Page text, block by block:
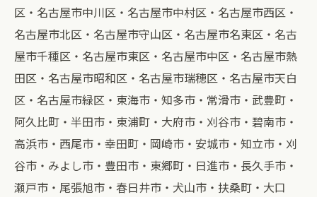
区・名古屋市中川区・名古屋市中村区・名古屋市西区・
名古屋市北区・名古屋市守山区・名古屋市名東区・名古
屋市千種区・名古屋市東区・名古屋市中区・名古屋市熱
田区・名古屋市昭和区・名古屋市瑞穂区・名古屋市天白
区・名古屋市緑区・東海市・知多市・常滑市・武豊町・
阿久比町・半田市・東浦町・大府市・刈谷市・碧南市・
高浜市・西尾市・幸田町・岡崎市・安城市・知立市・刈
谷市・みよし市・豊田市・東郷町・日進市・長久手市・
瀬戸市・尾張旭市・春日井市・犬山市・扶桑町・大口